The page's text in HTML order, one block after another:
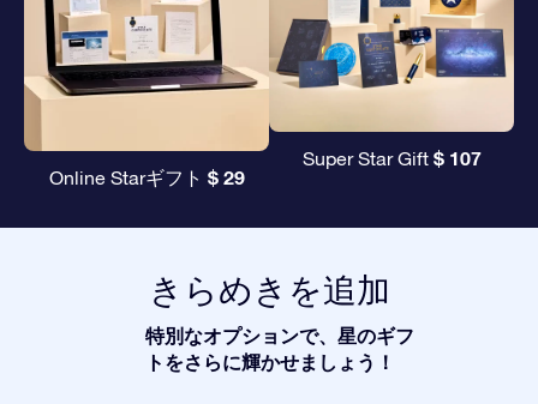
Online Starギフト $ 29
Super Star Gift $ 107
きらめきを追加
特別なオプションで、星のギフ
トをさらに輝かせましょう！